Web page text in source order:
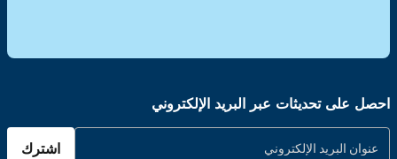
احصل على تحديثات عبر البريد الإلكتروني
اشترك